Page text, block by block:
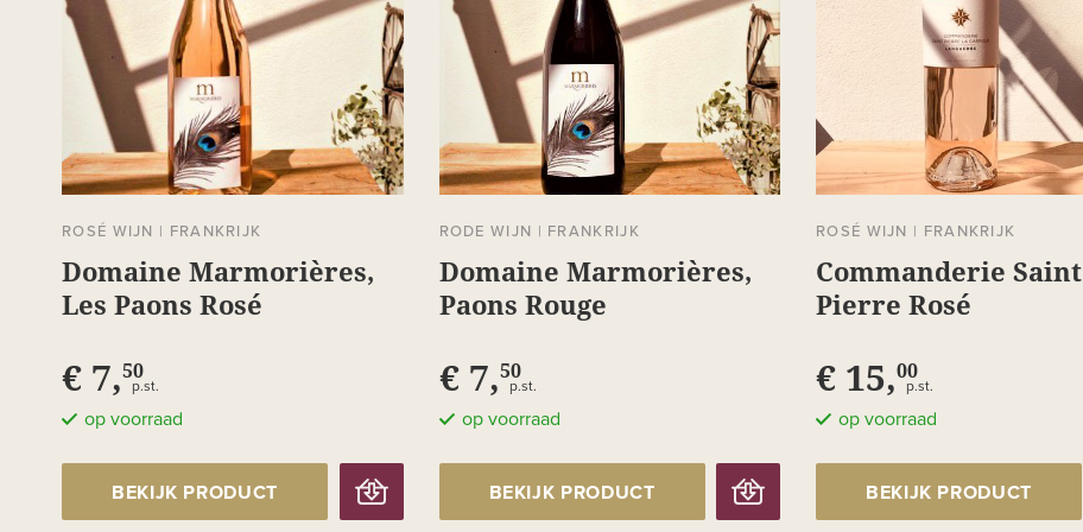
ROSÉ WIJN | FRANKRIJK
Domaine Marmorières,
Les Paons Rosé
€ 7,50
p.st.
op voorraad
BEKIJK PRODUCT
RODE WIJN | FRANKRIJK
Domaine Marmorières,
Paons Rouge
€ 7,50
p.st.
op voorraad
BEKIJK PRODUCT
ROSÉ WIJN | FRANKRIJK
Commanderie Saint
Pierre Rosé
€ 15,00
p.st.
op voorraad
BEKIJK PRODUCT